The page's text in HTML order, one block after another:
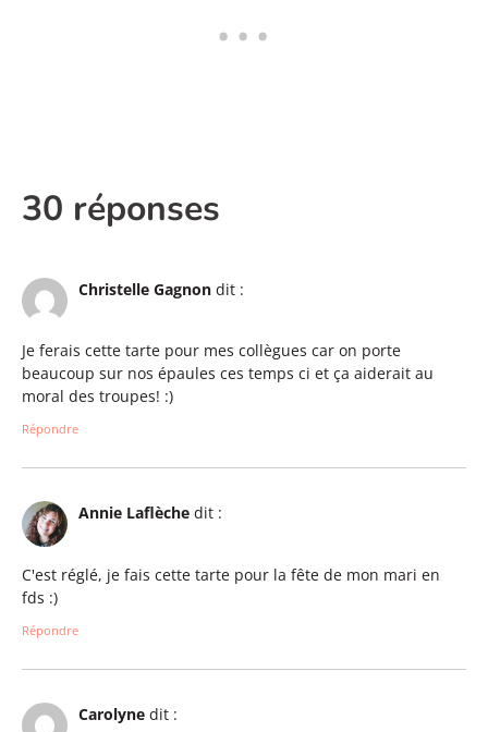
30 réponses
Christelle Gagnon dit :
Je ferais cette tarte pour mes collègues car on porte
beaucoup sur nos épaules ces temps ci et ça aiderait au
moral des troupes! :)
Répondre
Annie Laflèche dit :
C'est réglé, je fais cette tarte pour la fête de mon mari en
fds :)
Répondre
Carolyne dit :